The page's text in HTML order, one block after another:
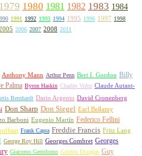
1979 1980 1981 1982 1983 1984
1991 1992 1993 1994 1995 1996 1997 1998
2006 2007 2008 2011
Anthony Mann Arthur Penn Bert I. Gordon Billy
Palma Byron Haskin Charles Vidor Claude Autant-
Bernhardt Dario Argento David Cronenberg
Don Sharp Don Siegel Earl Bellamy
Barboni Eugenio Martín Federico Fellini
Frank Capra Freddie Francis Fritz Lang
George Roy Hill Georges Combret Georges
Giacomo Gentilomo Gordon Douglas Guy